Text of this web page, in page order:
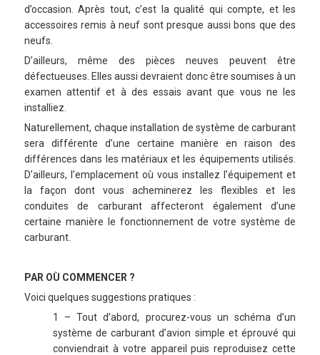
d’occasion. Après tout, c’est la qualité qui compte, et les
accessoires remis à neuf sont presque aussi bons que des
neufs.
D’ailleurs, même des pièces neuves peuvent être
défectueuses. Elles aussi devraient donc être soumises à un
examen attentif et à des essais avant que vous ne les
installiez.
Naturellement, chaque installation de système de carburant
sera différente d’une certaine manière en raison des
différences dans les matériaux et les équipements utilisés.
D’ailleurs, l’emplacement où vous installez l’équipement et
la façon dont vous acheminerez les flexibles et les
conduites de carburant affecteront également d’une
certaine manière le fonctionnement de votre système de
carburant.
PAR OÙ COMMENCER ?
Voici quelques suggestions pratiques :
1 – Tout d’abord, procurez-vous un schéma d’un
système de carburant d’avion simple et éprouvé qui
conviendrait à votre appareil puis reproduisez cette